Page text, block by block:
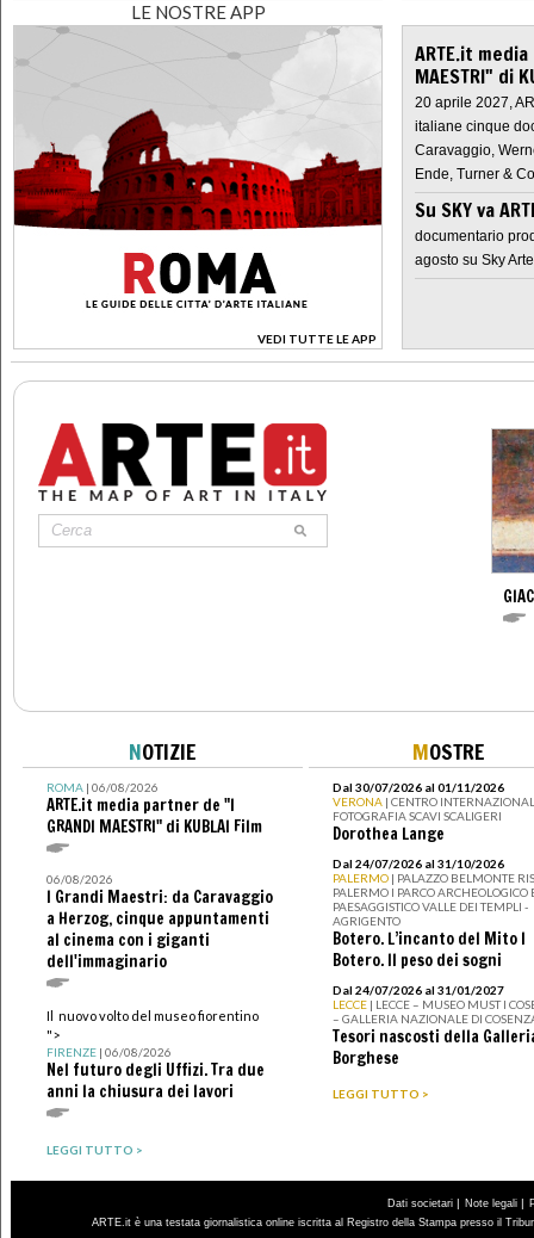
LE NOSTRE APP
VEDI TUTTE LE APP
>
ARTE.it
MAESTRI" di
20 aprile 2027,
italiane cinque
Caravaggio,
Ende, Turner &
Su SKY va
documentario
agosto su Sky Arte
NOTIZIE
ROMA| 06/08/2026
ARTE.it media partner de "I
GRANDI MAESTRI" di KUBLAI Film
06/08/2026
I Grandi Maestri: da Caravaggio
a Herzog, cinque appuntamenti
al cinema con i giganti
dell'immaginario
Il nuovo volto del museo fiorentino
">
FIRENZE| 06/08/2026
Nel futuro degli Uffizi. Tra due
anni la chiusura dei lavori
LEGGI TUTTO >
MOSTRE
Dal 30/07/2026 al 01/11/2026
VERONA | CENTRO
FOTOGRAFIA SCAVI SCALIGERI
Dorothea Lange
Dal 24/07/2026 al 31/10/2026
PALERMO | PALAZZO BELMONTE
PALERMO I PARCO ARCHEOLOGICO
PAESAGGISTICO VALLE DEI TEMPLI -
AGRIGENTO
Botero. L’incanto del Mito I
Botero. Il peso dei sogni
Dal 24/07/2026 al 31/01/2027
LECCE | LECCE – MUSEO MUST I
– GALLERIA NAZIONALE DI
Tesori nascosti della
Borghese
LEGGI TUTTO >
Dati societari | Note legali |
ARTE.it è una testata giornalistica online iscritta al Registro della Stampa presso il